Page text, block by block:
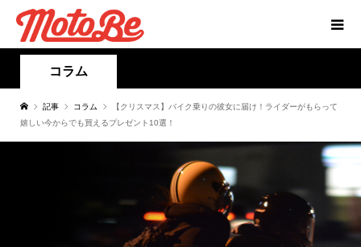
コラム
記事 コラム
【クリスマス】バイク乗りの彼女に届け！ライダーがもらって
嬉しい今からでも買えるプレゼント10選！